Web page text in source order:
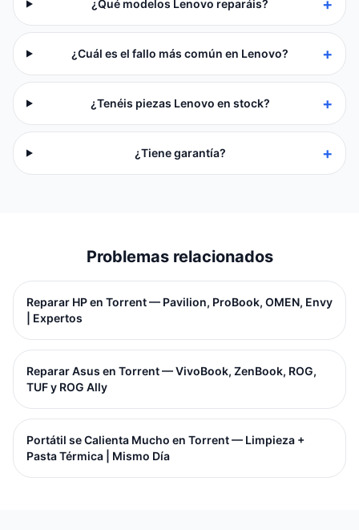
¿Qué modelos Lenovo reparáis? +
¿Cuál es el fallo más común en Lenovo? +
¿Tenéis piezas Lenovo en stock? +
¿Tiene garantía? +
Problemas relacionados
Reparar HP en Torrent — Pavilion, ProBook, OMEN, Envy
| Expertos
Reparar Asus en Torrent — VivoBook, ZenBook, ROG,
TUF y ROG Ally
Portátil se Calienta Mucho en Torrent — Limpieza +
Pasta Térmica | Mismo Día